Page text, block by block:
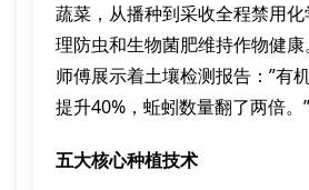
蔬菜，从播种到采收全程禁用
理防虫和生物菌肥维持作物健
师傅展示着土壤检测报告：”有
提升40%，蚯蚓数量翻了两倍。”
五大核心种植技术